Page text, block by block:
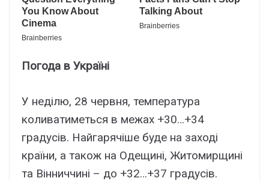
Погода в Україні
У неділю, 28 червня, температура
коливатиметься в межах +30…+34
градусів. Найгарячіше буде на заході
країни, а також на Одещині, Житомирщині
та Вінниччині – до +32…+37 градусів.